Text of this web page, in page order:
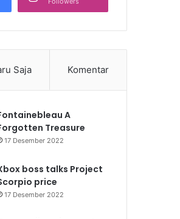
Saja Komentar
A
Treasure
17 Desember 2022
boss talks Project
price
17 Desember 2022